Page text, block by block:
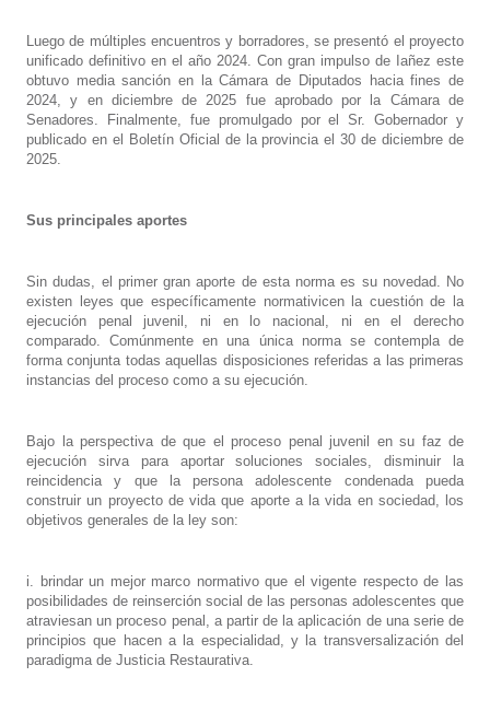
Luego de múltiples encuentros y borradores, se presentó el proyecto
unificado definitivo en el año 2024. Con gran impulso de Iañez este
obtuvo media sanción en la Cámara de Diputados hacia fines de
2024, y en diciembre de 2025 fue aprobado por la Cámara de
Senadores. Finalmente, fue promulgado por el Sr. Gobernador y
publicado en el Boletín Oficial de la provincia el 30 de diciembre de
2025.
Sus principales aportes
Sin dudas, el primer gran aporte de esta norma es su novedad. No
existen leyes que específicamente normativicen la cuestión de la
ejecución penal juvenil, ni en lo nacional, ni en el derecho
comparado. Comúnmente en una única norma se contempla de
forma conjunta todas aquellas disposiciones referidas a las primeras
instancias del proceso como a su ejecución.
Bajo la perspectiva de que el proceso penal juvenil en su faz de
ejecución sirva para aportar soluciones sociales, disminuir la
reincidencia y que la persona adolescente condenada pueda
construir un proyecto de vida que aporte a la vida en sociedad, los
objetivos generales de la ley son:
i. brindar un mejor marco normativo que el vigente respecto de las
posibilidades de reinserción social de las personas adolescentes que
atraviesan un proceso penal, a partir de la aplicación de una serie de
principios que hacen a la especialidad, y la transversalización del
paradigma de Justicia Restaurativa.